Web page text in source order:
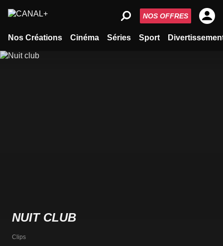
Nos Créations Cinéma Séries Sport
NOS OFFRES
NUIT CLUB
Clips